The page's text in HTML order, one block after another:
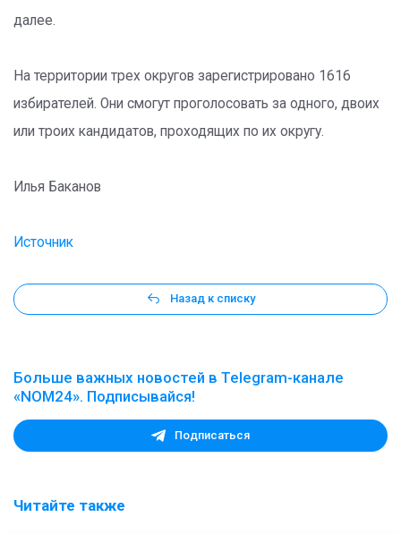
далее.
На территории трех округов зарегистрировано 1616
избирателей. Они смогут проголосовать за одного, двоих
или троих кандидатов, проходящих по их округу.
Илья Баканов
Источник
Назад к списку
Больше важных новостей в Telegram-канале
«NOM24». Подписывайся!
Подписаться
Читайте также